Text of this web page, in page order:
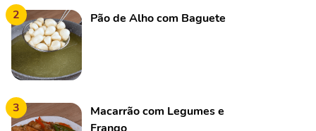
2 Pão de Alho com Baguete
3
Macarrão com Legumes e